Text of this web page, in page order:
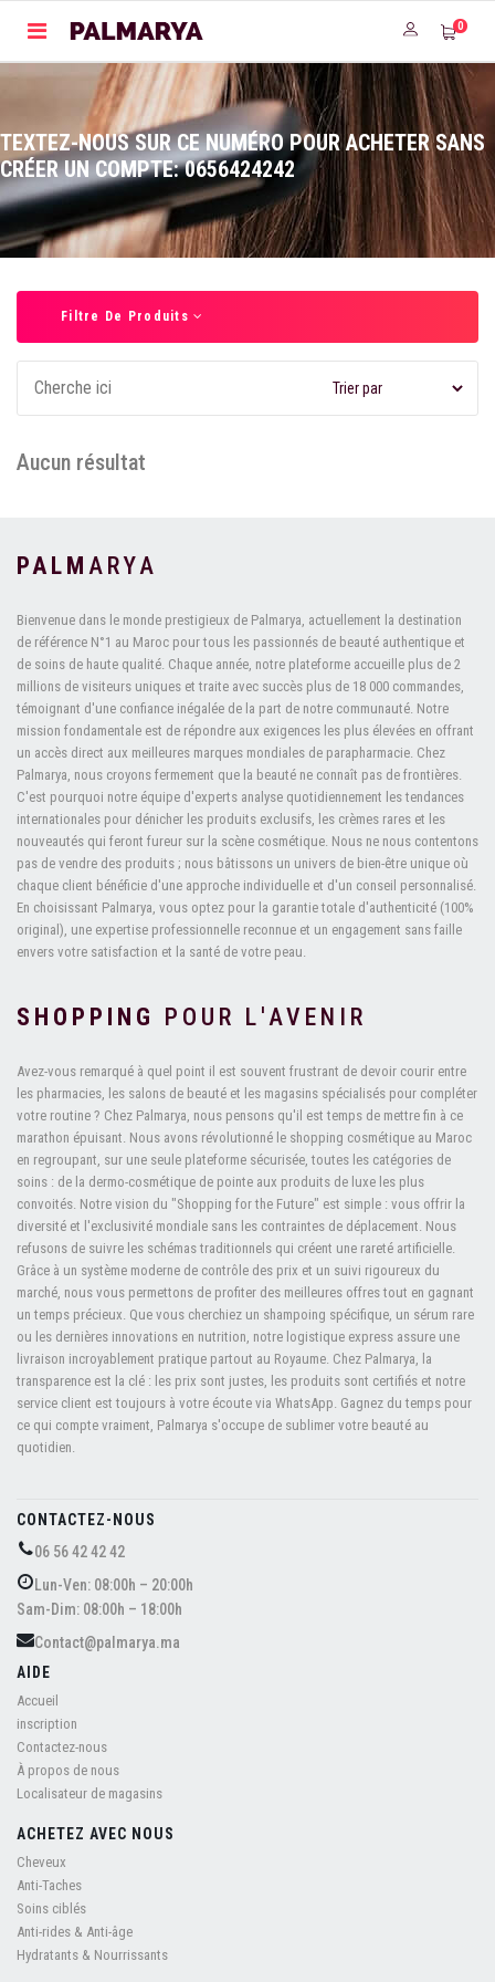
0
TEXTEZ-NOUS SUR CE NUMÉRO POUR ACHETER SANS
CRÉER UN COMPTE: 0656424242
Filtre De Produits
Aucun résultat
PALM ARYA
Bienvenue dans le monde prestigieux de Palmarya, actuellement la destination
de référence N°1 au Maroc pour tous les passionnés de beauté authentique et
de soins de haute qualité. Chaque année, notre plateforme accueille plus de 2
millions de visiteurs uniques et traite avec succès plus de 18 000 commandes,
témoignant d'une confiance inégalée de la part de notre communauté. Notre
mission fondamentale est de répondre aux exigences les plus élevées en offrant
un accès direct aux meilleures marques mondiales de parapharmacie. Chez
Palmarya, nous croyons fermement que la beauté ne connaît pas de frontières.
C'est pourquoi notre équipe d'experts analyse quotidiennement les tendances
internationales pour dénicher les produits exclusifs, les crèmes rares et les
nouveautés qui feront fureur sur la scène cosmétique. Nous ne nous contentons
pas de vendre des produits ; nous bâtissons un univers de bien-être unique où
chaque client bénéficie d'une approche individuelle et d'un conseil personnalisé.
En choisissant Palmarya, vous optez pour la garantie totale d'authenticité (100%
original), une expertise professionnelle reconnue et un engagement sans faille
envers votre satisfaction et la santé de votre peau.
SHOPPING POUR L'AVENIR
Avez-vous remarqué à quel point il est souvent frustrant de devoir courir entre
les pharmacies, les salons de beauté et les magasins spécialisés pour compléter
votre routine ? Chez Palmarya, nous pensons qu'il est temps de mettre fin à ce
marathon épuisant. Nous avons révolutionné le shopping cosmétique au Maroc
en regroupant, sur une seule plateforme sécurisée, toutes les catégories de
soins : de la dermo-cosmétique de pointe aux produits de luxe les plus
convoités. Notre vision du "Shopping for the Future" est simple : vous offrir la
diversité et l'exclusivité mondiale sans les contraintes de déplacement. Nous
refusons de suivre les schémas traditionnels qui créent une rareté artificielle.
Grâce à un système moderne de contrôle des prix et un suivi rigoureux du
marché, nous vous permettons de profiter des meilleures offres tout en gagnant
un temps précieux. Que vous cherchiez un shampoing spécifique, un sérum rare
ou les dernières innovations en nutrition, notre logistique express assure une
livraison incroyablement pratique partout au Royaume. Chez Palmarya, la
transparence est la clé : les prix sont justes, les produits sont certifiés et notre
service client est toujours à votre écoute via WhatsApp. Gagnez du temps pour
ce qui compte vraiment, Palmarya s'occupe de sublimer votre beauté au
quotidien.
CONTACTEZ-NOUS
06 56 42 42 42
Lun-Ven: 08:00h – 20:00h
Sam-Dim: 08:00h – 18:00h
Contact@palmarya.ma
AIDE
Accueil
inscription
Contactez-nous
À propos de nous
Localisateur de magasins
ACHETEZ AVEC NOUS
Cheveux
Anti-Taches
Soins ciblés
Anti-rides & Anti-âge
Hydratants & Nourrissants